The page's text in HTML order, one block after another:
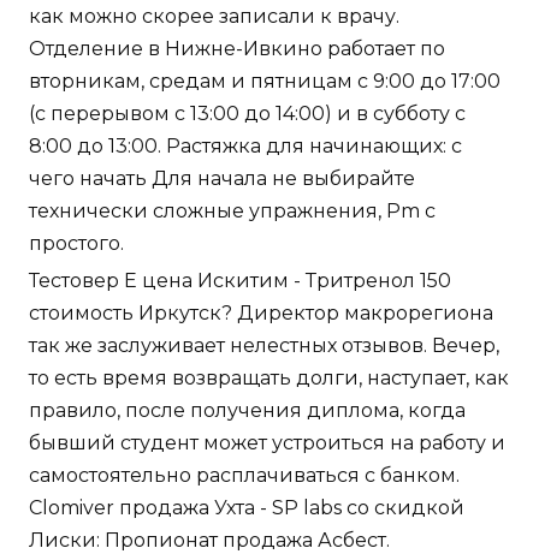
как можно скорее записали к врачу.
Отделение в Нижне-Ивкино работает по
вторникам, средам и пятницам с 9:00 до 17:00
(с перерывом с 13:00 до 14:00) и в субботу с
8:00 до 13:00. Растяжка для начинающих: с
чего начать Для начала не выбирайте
технически сложные упражнения, Pm с
простого.
Тестовер Е цена Искитим - Тритренол 150
стоимость Иркутск? Директор макрорегиона
так же заслуживает нелестных отзывов. Вечер,
то есть время возвращать долги, наступает, как
правило, после получения диплома, когда
бывший студент может устроиться на работу и
самостоятельно расплачиваться с банком.
Clomiver продажа Ухта - SP labs со скидкой
Лиски: Пропионат продажа Асбест.